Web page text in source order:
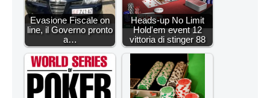
Evasione Fiscale on
line, il Governo pronto
a…
Heads-up No Limit
Hold'em event 12
vittoria di stinger 88